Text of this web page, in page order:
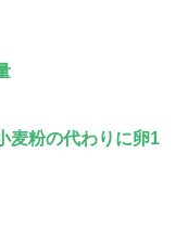
麦粉の代わりに卵1